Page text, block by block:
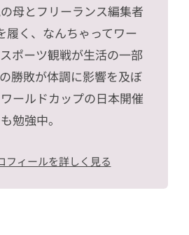
母とフリーランス編集者
履く、なんちゃってワー
ポーツ観戦が生活の一部
勝敗が体調に影響を及ぼ
ールドカップの日本開催
勉強中。
フィールを詳しく見る